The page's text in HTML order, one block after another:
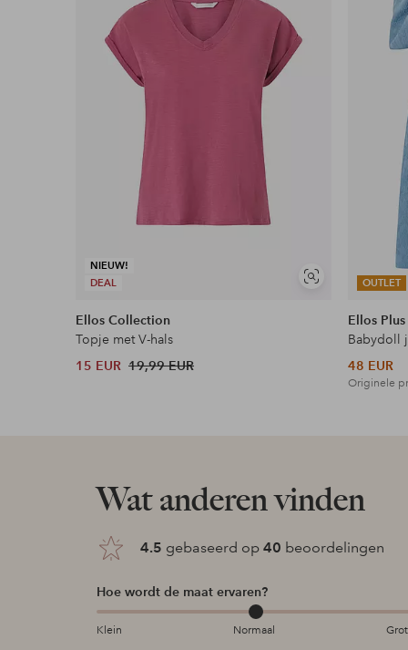
NIEUW!
DEAL
Soortgelijke
Ellos Collection
Topje met V-hals
15 EUR 19,99 EUR
OUTLET
Ellos
Babydoll
48 EUR
Originele
Wat anderen vinden
4.5 gebaseerd op 40 beoordelingen
Hoe wordt de maat ervaren?
Klein Normaal